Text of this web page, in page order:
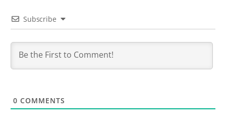
Subscribe
0 COMMENTS